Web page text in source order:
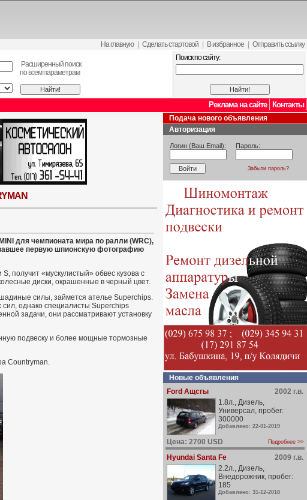
На главную Сделать стартовой В избранное Отправить ссылку
Расширенный поиск
по всем параметрам
Поиск по сайту:
Контакты
Реклама на сайте
для чемпионата мира по ралли (WRC),
первую шпионскую фотографию
получит «мускулистый» обвес кузова с
диски, окрашенные в черный цвет.
силы, займется ателье Superchips.
однако специалисты Superchips
задачи, они рассматривают установку
подвеску и более мощные тормозные
Countryman.
Подача нового объявления
Авторизация
Логин (Ваш Email): Пароль:
Забыли пароль?
Новые объявления
Ford Ащсгы
2002 г.в.
1.8л., Дизель,
Универсал, пробег:
300000
Добавлено: 22-01-2019
Цена: 2700 USD Подробнее >>
Hyundai Santa Fe
2009 г.в.
2.2л., Дизель,
Внедорожник, пробег:
185
Добавлено: 31-12-2018